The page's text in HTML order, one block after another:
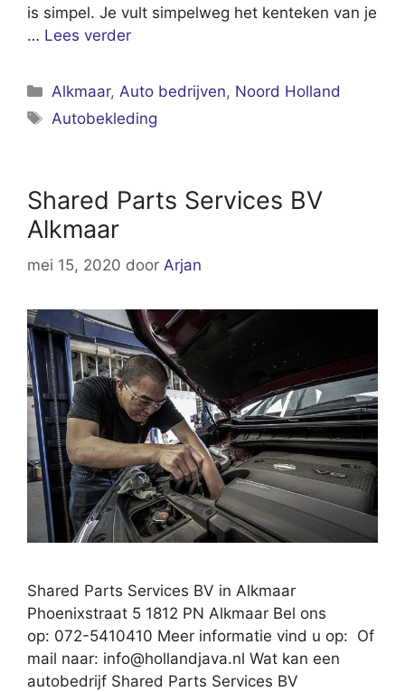
is simpel. Je vult simpelweg het kenteken van je
… Lees verder
Categorieën
Alkmaar, Auto bedrijven, Noord Holland
Tags
Autobekleding
Shared Parts Services BV
Alkmaar
mei 15, 2020 door Arjan
Shared Parts Services BV in Alkmaar
Phoenixstraat 5 1812 PN Alkmaar Bel ons
op: 072-5410410 Meer informatie vind u op: Of
mail naar: info@hollandjava.nl Wat kan een
autobedrijf Shared Parts Services BV